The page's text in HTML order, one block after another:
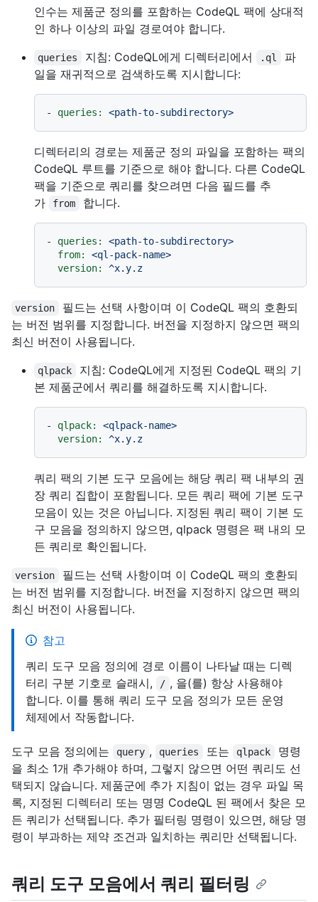
인수는 제품군 정의를 포함하는 CodeQL 팩에 상대적
인 하나 이상의 파일 경로여야 합니다.
queries 지침: CodeQL에게 디렉터리에서 .ql
파
일을 재귀적으로 검색하도록 지시합니다:
- queries: <path-to-subdirectory>
디렉터리의 경로는 제품군 정의 파일을 포함하는 팩의
CodeQL 루트를 기준으로 해야 합니다. 다른 CodeQL
팩을 기준으로 쿼리를 찾으려면 다음 필드를 추
가
from 합니다.
- queries:
<path-to-subdirectory>
from:
<ql-pack-name>
version:
^x.y.z
version
필드는 선택 사항이며 이 CodeQL 팩의 호환되
는 버전 범위를 지정합니다. 버전을 지정하지 않으면 팩의
최신 버전이 사용됩니다.
qlpack
지침: CodeQL에게 지정된 CodeQL 팩의 기
본 제품군에서 쿼리를 해결하도록 지시합니다.
- qlpack:
<qlpack-name>
version:
^x.y.z
쿼리 팩의 기본 도구 모음에는 해당 쿼리 팩 내부의 권
장 쿼리 집합이 포함됩니다. 모든 쿼리 팩에 기본 도구
모음이 있는 것은 아닙니다. 지정된 쿼리 팩이 기본 도
구 모음을 정의하지 않으면, qlpack 명령은 팩 내의 모
든 쿼리로 확인됩니다.
version
필드는 선택 사항이며 이 CodeQL 팩의 호환되
는 버전 범위를 지정합니다. 버전을 지정하지 않으면 팩의
최신 버전이 사용됩니다.
참고
쿼리 도구 모음 정의에 경로 이름이 나타날 때는 디렉
터리 구분 기호로 슬래시,
/ , 을(를) 항상 사용해야
합니다. 이를 통해 쿼리 도구 모음 정의가 모든 운영
체제에서 작동합니다.
도구 모음 정의에는 query , queries 또는 qlpack
명령
을 최소 1개 추가해야 하며, 그렇지 않으면 어떤 쿼리도 선
택되지 않습니다. 제품군에 추가 지침이 없는 경우 파일 목
록, 지정된 디렉터리 또는 명명 CodeQL 된 팩에서 찾은 모
든 쿼리가 선택됩니다. 추가 필터링 명령이 있으면, 해당 명
령이 부과하는 제약 조건과 일치하는 쿼리만 선택됩니다.
쿼리 도구 모음에서 쿼리 필터링